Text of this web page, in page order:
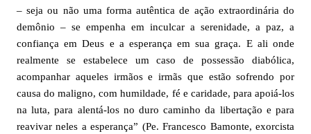
– seja ou não uma forma autêntica de ação extraordinária do
demônio – se empenha em inculcar a serenidade, a paz, a
confiança em Deus e a esperança em sua graça. E ali onde
realmente se estabelece um caso de possessão diabólica,
acompanhar aqueles irmãos e irmãs que estão sofrendo por
causa do maligno, com humildade, fé e caridade, para apoiá-los
na luta, para alentá-los no duro caminho da libertação e para
reavivar neles a esperança” (Pe. Francesco Bamonte, exorcista